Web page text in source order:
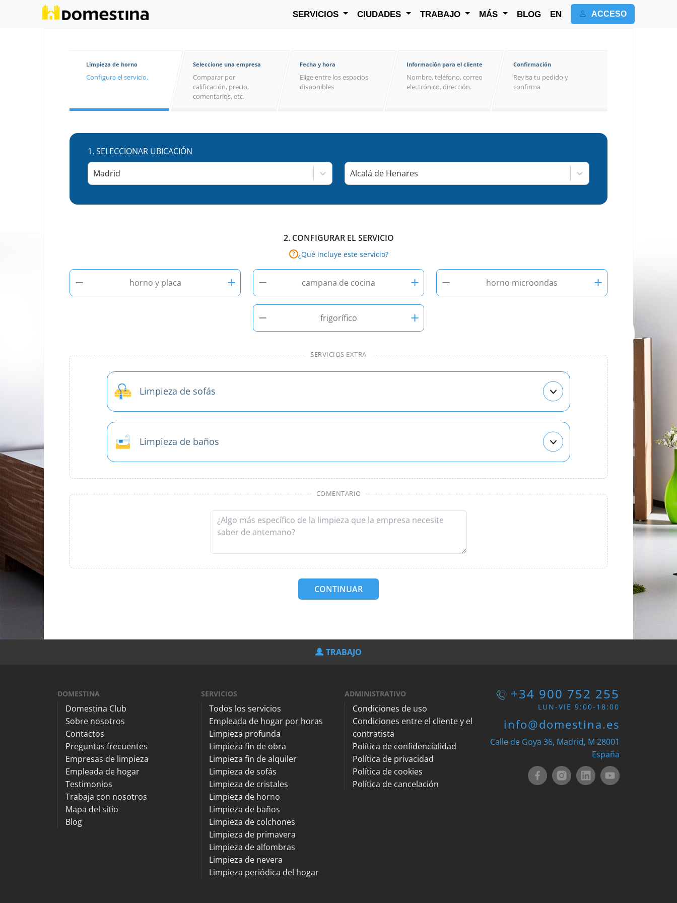
SERVICIOS CIUDADES TRABAJO MÁS BLOG EN ACCESO
Limpieza de horno
Configura el servicio.
Seleccione una empresa
Comparar por
calificación, precio,
comentarios, etc.
Fecha y hora
Elige entre los espacios
disponibles
Información para el cliente
Nombre, teléfono, correo
electrónico, dirección.
Confirmación
Revisa tu pedido y
confirma
1. SELECCIONAR UBICACIÓN
Madrid
Alcalá de Henares
2. CONFIGURAR EL SERVICIO
? ¿Qué incluye este servicio?
− horno y placa + − campana de cocina + − horno microondas
+
−
frigorífico +
SERVICIOS EXTRA
Limpieza de sofás
Limpieza de baños
COMENTARIO
CONTINUAR
TRABAJO
DOMESTINA
Domestina Club
Sobre nosotros
Contactos
Preguntas frecuentes
Empresas de limpieza
Empleada de hogar
Testimonios
Trabaja con nosotros
Mapa del sitio
Blog
SERVICIOS
Todos los servicios
Empleada de hogar por horas
Limpieza profunda
Limpieza fin de obra
Limpieza fin de alquiler
Limpieza de sofás
Limpieza de cristales
Limpieza de horno
Limpieza de baños
Limpieza de colchones
Limpieza de primavera
Limpieza de alfombras
Limpieza de nevera
Limpieza periódica del hogar
ADMINISTRATIVO
Condiciones de uso
Condiciones entre el cliente y el
contratista
Política de confidencialidad
Política de privacidad
Política de cookies
Política de cancelación
+34 900 752 255
LUN-VIE 9:00-18:00
info@domestina.es
Calle de Goya 36, Madrid, M 28001
España